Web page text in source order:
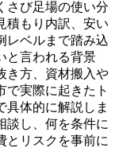
さび足場の使い分
積もり内訳、安い
レベルまで踏み込
と言われる背景
き方、資材搬入や
で実際に起きたト
具体的に解説しま
談し、何を条件に
とリスクを事前に